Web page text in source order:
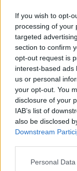
If you wish to opt-
processing of your
targeted
section to confirm
opt-out request is
interest-based ads
us or personal
your opt-out. You
disclosure of your
IAB’s list of
also be disclosed
Downstream
Personal
Aukció
Aukció neve:71.
Aukció dátuma:
Aukció ideje: 18:00
Aukció helye:
Tételszám: 7
Eladó